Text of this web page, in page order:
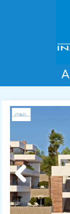
Главная
Аренда
Previous